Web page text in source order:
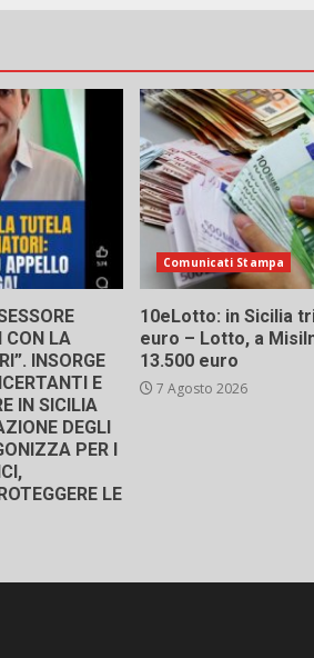
CON LA
INSORGE
E
IN SICILIA
DEGLI
PER I
LE
Comunicati Stampa
10eLotto: in Sicilia
euro – Lotto, a
13.500 euro
7 Agosto 2026